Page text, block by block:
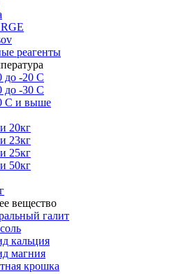
реагенты
до -20 С
до -30 С
С и выше
20кг
23кг
25кг
50кг
вещество
галит
кальция
магния
крошка